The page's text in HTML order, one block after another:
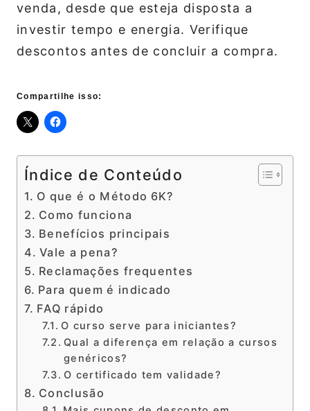
venda, desde que esteja disposta a
investir tempo e energia. Verifique
descontos antes de concluir a compra.
Compartilhe isso:
Índice de Conteúdo
O que é o Método 6K?
Como funciona
Benefícios principais
Vale a pena?
Reclamações frequentes
Para quem é indicado
FAQ rápido
O curso serve para iniciantes?
Qual a diferença em relação a cursos
genéricos?
O certificado tem validade?
Conclusão